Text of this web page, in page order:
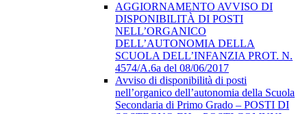
AGGIORNAMENTO AVVISO DI
DISPONIBILITÀ DI POSTI
NELL’ORGANICO
DELL’AUTONOMIA DELLA
SCUOLA DELL’INFANZIA PROT. N.
4574/A.6a del 08/06/2017
Avviso di disponibilità di posti
nell’organico dell’autonomia della Scuola
Secondaria di Primo Grado – POSTI DI